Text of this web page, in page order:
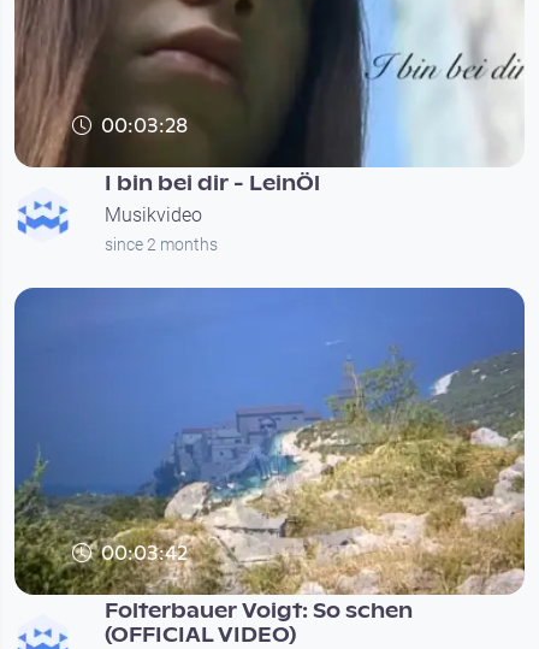
00:03:28
I bin bei dir - LeinÖl
Musikvideo
since 2 months
00:03:42
Folterbauer Voigt: So schen
(OFFICIAL VIDEO)